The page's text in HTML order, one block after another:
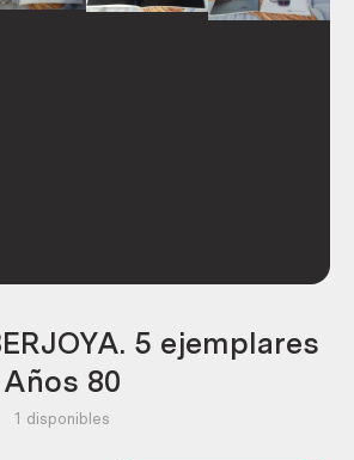
5 ejemplares
80
1 disponibles